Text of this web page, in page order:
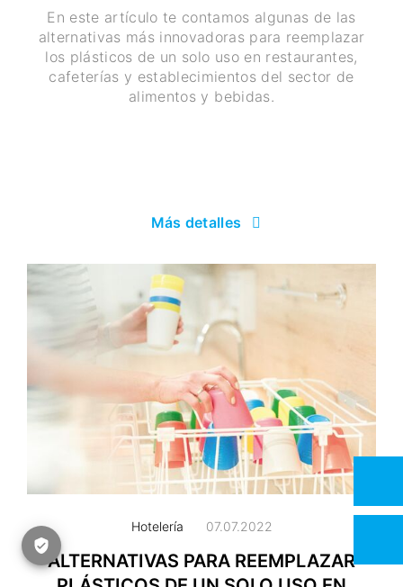
En este artículo te contamos algunas de las
alternativas más innovadoras para reemplazar
los plásticos de un solo uso en restaurantes,
cafeterías y establecimientos del sector de
alimentos y bebidas.
Más detalles
Hotelería 07.07.2022
ALTERNATIVAS PARA REEMPLAZAR